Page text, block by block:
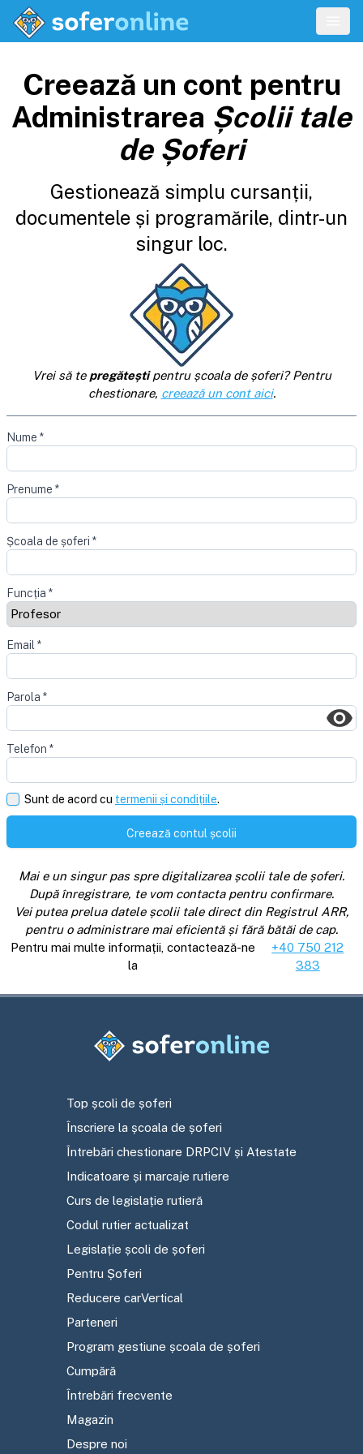
Creează un cont pentru
Administrarea Școlii tale
de Șoferi
Gestionează simplu cursanții,
documentele și programările, dintr-un
singur loc.
Vrei să te pregăteștipentru școala de șoferi? Pentru
chestionare, creează un cont aici.
Nume *
Prenume *
Școala de șoferi *
Funcția *
Email *
Parola *
Telefon *
Sunt de acord cu termenii și condițiile.
Creează contul școlii
Mai e un singur pas spre digitalizarea școlii tale de șoferi.
După înregistrare, te vom contacta pentru confirmare.
Vei putea prelua datele școlii tale direct din Registrul ARR,
pentru o administrare mai eficientă și fără bătăi de cap.
Pentru mai multe informații, contactează-ne
la
+40 750 212
383
Top școli de șoferi
Înscriere la școala de șoferi
Întrebări chestionare DRPCIV și Atestate
Indicatoare și marcaje rutiere
Curs de legislație rutieră
Codul rutier actualizat
Legislație școli de șoferi
Pentru Șoferi
Reducere carVertical
Parteneri
Program gestiune școala de șoferi
Cumpără
Întrebări frecvente
Magazin
Despre noi